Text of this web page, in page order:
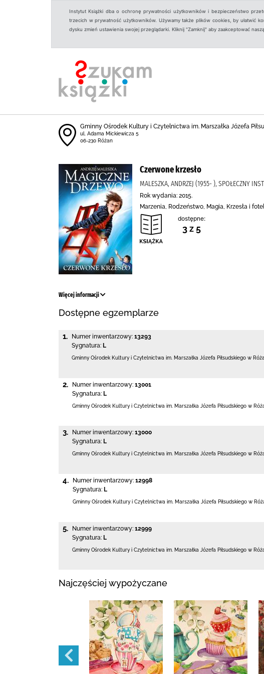
Instytut Książki dba o ochronę prywatności użytkowników i bezpieczeństwo
trzecich w prywatność użytkowników. Używamy także plików cookies, by ułatwić
dysku zmień ustawienia swojej przeglądarki. Kliknij "Zamknij" aby zaakceptować
Gminny Ośrodek Kultury i Czytelnictwa im. Marszałka Józefa
ul. Adama Mickiewicza 5
06-230 Różan
Czerwone krzesło
MALESZKA, ANDRZEJ (1955- ), SPOŁECZNY
Rok wydania: 2015.
Marzenia, Rodzeństwo, Magia, Krzesła i
dostępne:
3 z 5
Więcej informacji
Dostępne egzemplarze
1. Numer inwentarzowy: 13293
Sygnatura: L
Gminny Ośrodek Kultury i Czytelnictwa im. Marszałka Józefa Piłsudskiego w
2. Numer inwentarzowy: 13001
Sygnatura: L
Gminny Ośrodek Kultury i Czytelnictwa im. Marszałka Józefa Piłsudskiego w
3. Numer inwentarzowy: 13000
Sygnatura: L
Gminny Ośrodek Kultury i Czytelnictwa im. Marszałka Józefa Piłsudskiego w
4. Numer inwentarzowy: 12998
Sygnatura: L
Gminny Ośrodek Kultury i Czytelnictwa im. Marszałka Józefa Piłsudskiego w
5. Numer inwentarzowy: 12999
Sygnatura: L
Gminny Ośrodek Kultury i Czytelnictwa im. Marszałka Józefa Piłsudskiego w
Najczęściej wypożyczane